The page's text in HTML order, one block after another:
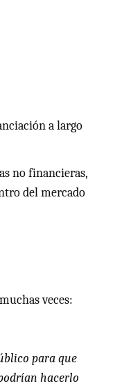
a largo
no financieras,
del mercado
muchas veces:
para que
hacerlo